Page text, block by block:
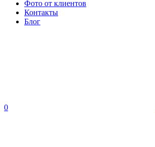
Фото от клиентов
Контакты
Блог
0